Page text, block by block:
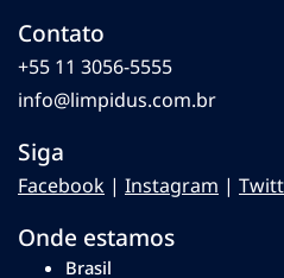
Contato
+55 11 3056-5555
info@limpidus.com.br
Siga
Facebook | Instagram |
Onde estamos
Brasil